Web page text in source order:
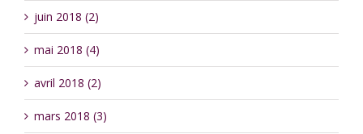
juin 2018 (2)
mai 2018 (4)
avril 2018 (2)
mars 2018 (3)